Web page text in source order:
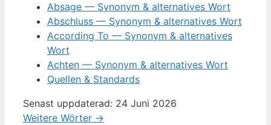
Absage — Synonym & alternatives Wort
Abschluss — Synonym & alternatives Wort
According To — Synonym & alternatives
Wort
Achten — Synonym & alternatives Wort
Quellen & Standards
Senast uppdaterad: 24 Juni 2026
Weitere Wörter →